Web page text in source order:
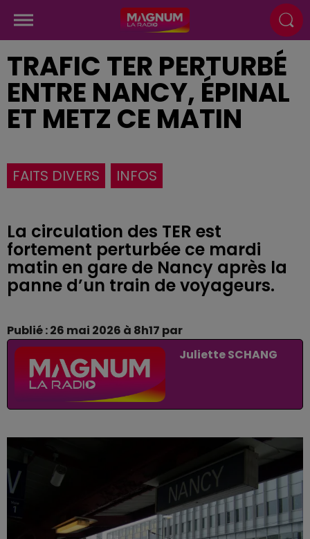
TRAFIC TER PERTURBÉ
ENTRE NANCY, ÉPINAL
ET METZ CE MATIN
FAITS DIVERS INFOS
La circulation des TER est
fortement perturbée ce mardi
matin en gare de Nancy après la
panne d’un train de voyageurs.
Publié : 26 mai 2026 à 8h17 par
Juliette SCHANG